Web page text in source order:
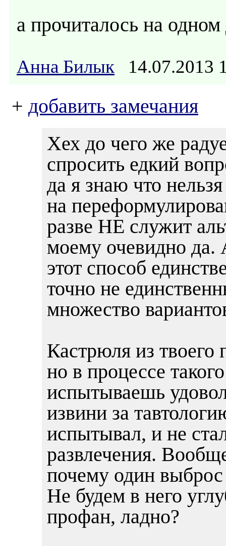
а прочиталось на
Анна Билык
+ добавить замечания
Хех до чего же
спросить едкий
да я знаю что
на
разве НЕ служит
моему очевидно да.
этот способ
точно не
множество
Кастрюля из твоего
но в процессе
испытываешь
извини за
испытывал, и не
развлечения.
почему один
Не будем в него
профан, ладно?